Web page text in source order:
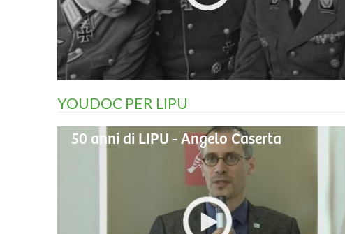
YOUDOC PER LIPU
50 anni di LIPU - Angelo Caserta